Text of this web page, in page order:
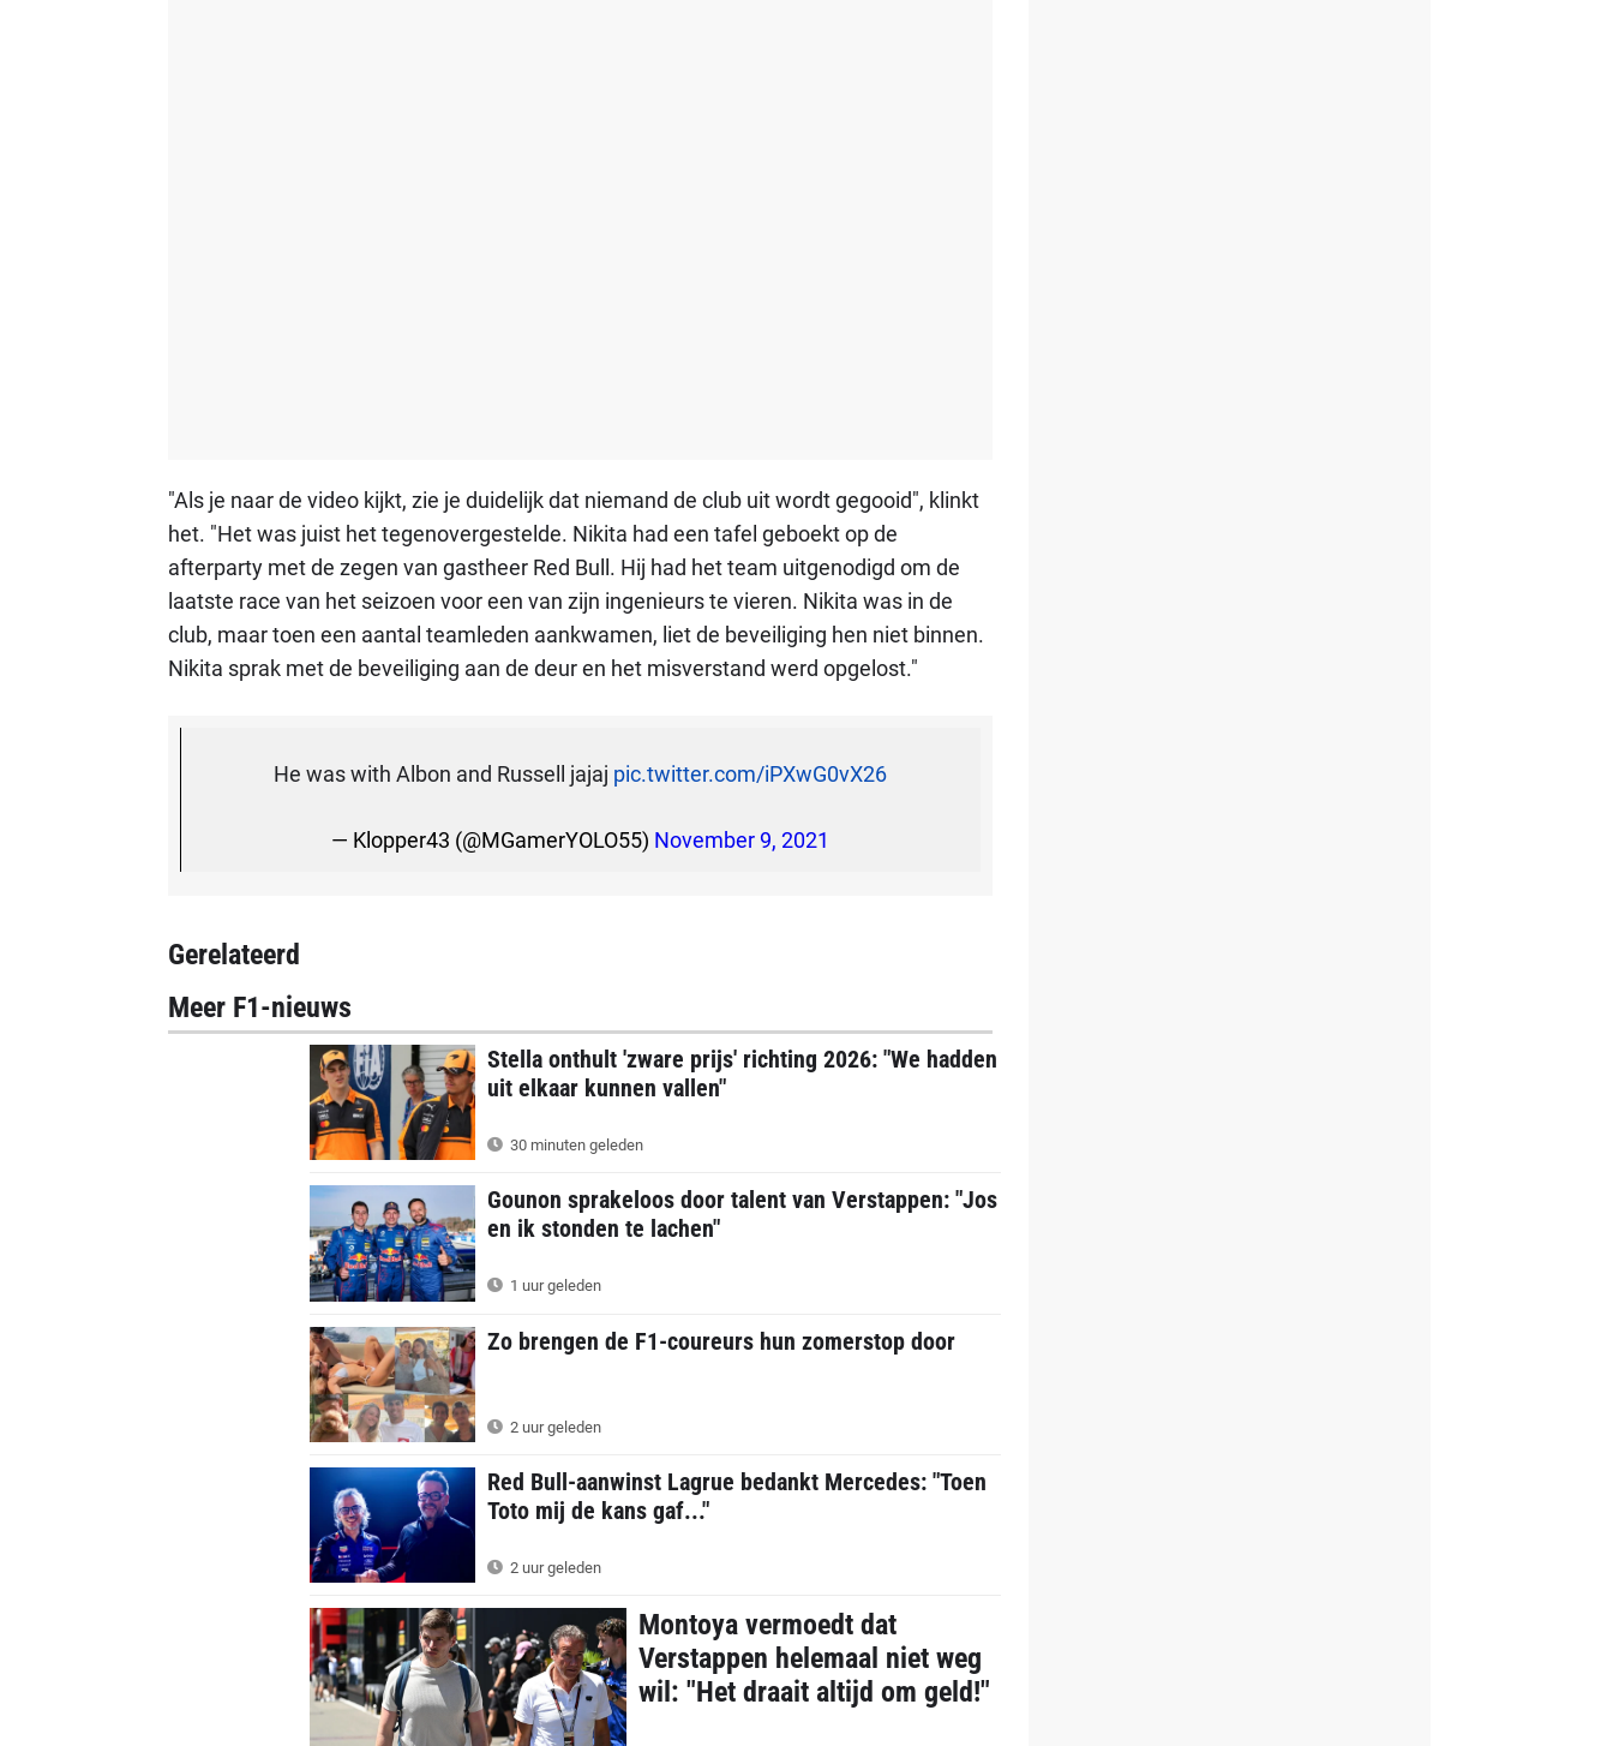
"Als je naar de video kijkt, zie je duidelijk dat niemand de club uit wordt gegooid", klinkt
het. "Het was juist het tegenovergestelde. Nikita had een tafel geboekt op de
afterparty met de zegen van gastheer Red Bull. Hij had het team uitgenodigd om de
laatste race van het seizoen voor een van zijn ingenieurs te vieren. Nikita was in de
club, maar toen een aantal teamleden aankwamen, liet de beveiliging hen niet binnen.
Nikita sprak met de beveiliging aan de deur en het misverstand werd opgelost."
He was with Albon and Russell jajaj pic.twitter.com/iPXwG0vX26
— Klopper43 (@MGamerYOLO55) November 9, 2021
Gerelateerd
Meer F1-nieuws
Stella onthult 'zware prijs' richting 2026: "We hadden
uit elkaar kunnen vallen"
30 minuten geleden
Gounon sprakeloos door talent van Verstappen: "Jos
en ik stonden te lachen"
1 uur geleden
Zo brengen de F1-coureurs hun zomerstop door
2 uur geleden
Red Bull-aanwinst Lagrue bedankt Mercedes: "Toen
Toto mij de kans gaf..."
2 uur geleden
Montoya vermoedt dat
Verstappen helemaal niet weg
wil: "Het draait altijd om geld!"